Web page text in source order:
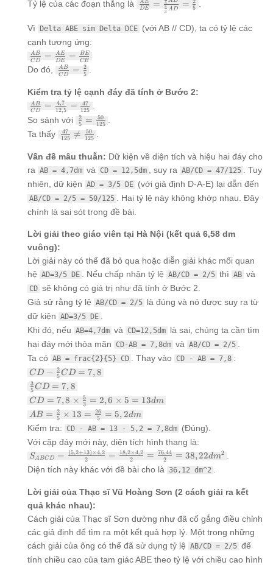
Giả sử thứ tự các
điểm trên đường
thẳng là D-A-E.
Ta có
AE</code>,
3 AD + 3 AE
AE =
\frac{2}
{3} AD
\frac{5}
{3} AD
Tỷ lệ của các đoạn thẳng là
{DE} =
{3} AD}
DE
AE =
3
5AD
3 = 5 .
Vì Delta ABE sim Delta DCE (với AB // CD), ta có tỷ lệ các
cạnh tương ứng:
\frac{AB}
{CD} =
\frac{AE}
\frac{BE}
{CE}
CD
AB = DE
AE = CE
BE
Do đó,
\frac{AB}
{CD} =
\frac{2}
{5}
CD
AB = 5
2 .
Kiểm tra tỷ lệ cạnh đáy đã tính ở Bước 2:
\frac{AB}
{CD} =
\frac{4,7}
{12,5} =
{125}
CD
A B = 12,5
4,7 = 125
47
.
So sánh với \frac{2}
{5} =
\frac{50}
5
2 = 125
50
Ta thấy \frac{47}
{125}
\ne
{125}
125
47 
= 125
50
Vấn đề mâu thuẫn: Dữ kiện về diện tích và hiệu hai đáy cho
ra AB = 4,7dm và CD = 12,5dm , suy ra AB/CD = 47/125
. Tuy
nhiên, dữ kiện AD = 3/5 DE (với giả định D-A-E) lại dẫn đến
AB/CD = 2/5 = 50/125
. Hai tỷ lệ này không khớp nhau. Đây
chính là sai sót trong đề bài.
Lời giải theo giáo viên tại Hà Nội (kết quả 6,58 dm
vuông):
Lời giải này có thể đã bỏ qua hoặc diễn giải khác mối quan
hệ AD=3/5 DE . Nếu chấp nhận tỷ lệ AB/CD = 2/5 thì AB và
CD sẽ không có giá trị như đã tính ở Bước 2.
Giả sử rằng tỷ lệ AB/CD = 2/5 là đúng và nó được suy ra từ
dữ kiện AD=3/5 DE
Khi đó, nếu AB=4,7dm và CD=12,5dm là sai, chúng ta cần tìm
hai đáy mới thỏa mãn
CD-AB = 7,8dm và AB/CD = 2/5
Ta có AB = frac{2}{5} CD . Thay vào CD - AB = 7,8 :
CD -
\frac{2}
{5} CD
= 7,8
CD − 5
2CD = 7, 8
\frac{3}
{5} CD
= 7,8
5
3CD = 7, 8
CD =
7,8
\times
\frac{5}
{3} =
2,6
\times 5
= 13 dm
CD = 7,8 × 3
5 = 2,6 × 5 = 13dm
AB =
\frac{2}
{5}
\times 13
=
\frac{26}
{5} = 5,2
AB = 5
2 × 13 = 5
26 = 5, 2dm
Kiểm tra: CD - AB = 13 - 5,2 = 7,8dm (Đúng).
Với cặp đáy mới này, diện tích hình thang là:
S_{ABCD} =
\frac{(5,2+13)
\times 4,2}{2}
\times 4,2}{2}
= \frac{76,44}
{2} = 38,22
dm^2
SABCD = 2
(5,2+13)×4,2 = 2
18,2×4,2 = 2
76,44 = 38,22dm2
Diện tích này khác với đề bài cho là 36,12 dm^2
Lời giải của Thạc sĩ Vũ Hoàng Sơn (2 cách giải ra kết
quả khác nhau):
Cách giải của Thạc sĩ Sơn dường như đã cố gắng điều chỉnh
các giả định để tìm ra một kết quả hợp lý. Một trong những
cách giải của ông có thể đã sử dụng tỷ lệ AB/CD = 2/5 để
tính chiều cao của tam giác ABE theo tỷ lệ với chiều cao hình